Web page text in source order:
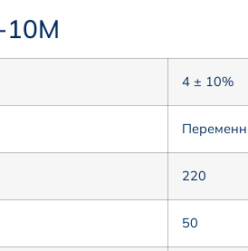
10М
4 ± 10%
220
50